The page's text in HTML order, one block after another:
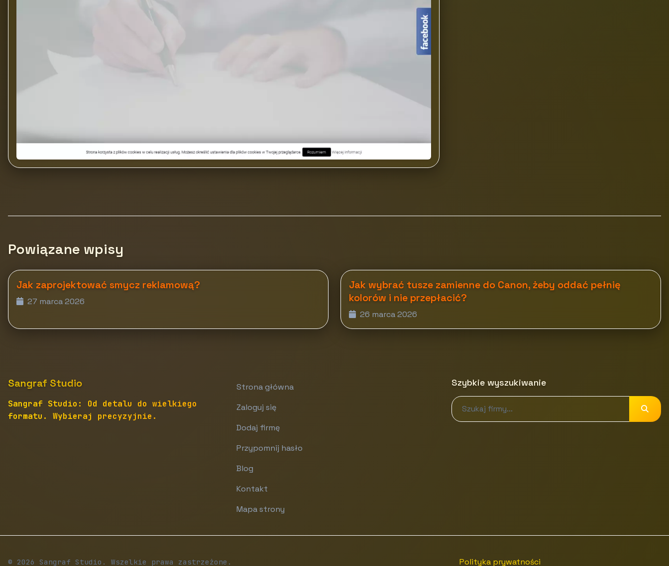
Powiązane wpisy
Jak zaprojektować smycz reklamową?
27 marca 2026
Jak wybrać tusze zamienne do Canon, żeby oddać pełnię
kolorów i nie przepłacić?
26 marca 2026
Sangraf Studio
Sangraf Studio: Od detalu do wielkiego
formatu. Wybieraj precyzyjnie.
Strona główna
Zaloguj się
Dodaj firmę
Przypomnij hasło
Blog
Kontakt
Mapa strony
Szybkie wyszukiwanie
© 2026 Sangraf Studio. Wszelkie prawa zastrzeżone. Polityka prywatności